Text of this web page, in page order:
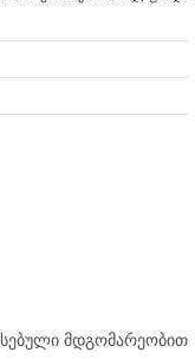
მდგომარეობით